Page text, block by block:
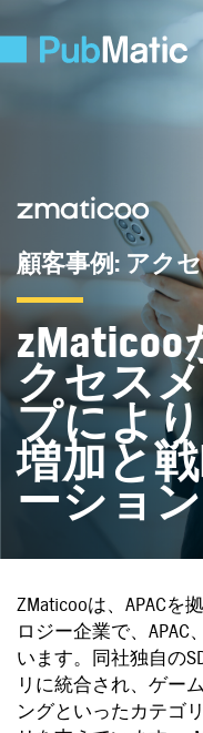
顧客事例: アク
zMaticoo
クセス
プにより
増加と
ーショ
ZMaticooは、APACを
ロジー企業で、APAC
います。同社独自の
リに統合され、ゲー
ングといったカテゴ